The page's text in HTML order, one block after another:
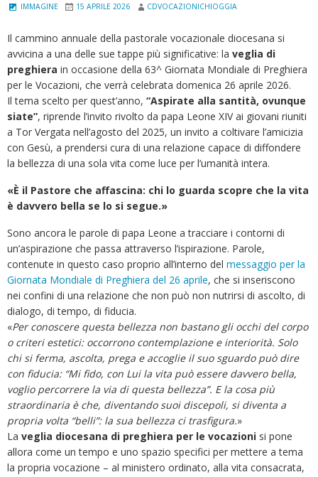
IMMAGINE 15 APRILE 2026 CDVOCAZIONICHIOGGIA
Il cammino annuale della pastorale vocazionale diocesana si
avvicina a una delle sue tappe più significative: la veglia di
preghiera in occasione della 63^ Giornata Mondiale di Preghiera
per le Vocazioni, che verrà celebrata domenica 26 aprile 2026.
Il tema scelto per quest’anno, “Aspirate alla santità, ovunque
siate”, riprende l’invito rivolto da papa Leone XIV ai giovani riuniti
a Tor Vergata nell’agosto del 2025, un invito a coltivare l’amicizia
con Gesù, a prendersi cura di una relazione capace di diffondere
la bellezza di una sola vita come luce per l’umanità intera.
«È il Pastore che affascina: chi lo guarda scopre che la vita
è davvero bella se lo si segue.»
Sono ancora le parole di papa Leone a tracciare i contorni di
un’aspirazione che passa attraverso l’ispirazione. Parole,
contenute in questo caso proprio all’interno del messaggio per la
Giornata Mondiale di Preghiera del 26 aprile, che si inseriscono
nei confini di una relazione che non può non nutrirsi di ascolto, di
dialogo, di tempo, di fiducia.
«Per conoscere questa bellezza non bastano gli occhi del corpo
o criteri estetici: occorrono contemplazione e interiorità. Solo
chi si ferma, ascolta, prega e accoglie il suo sguardo può dire
con fiducia: “Mi fido, con Lui la vita può essere davvero bella,
voglio percorrere la via di questa bellezza”. E la cosa più
straordinaria è che, diventando suoi discepoli, si diventa a
propria volta “belli”: la sua bellezza ci trasfigura.»
La veglia diocesana di preghiera per le vocazioni si pone
allora come un tempo e uno spazio specifici per mettere a tema
la propria vocazione – al ministero ordinato, alla vita consacrata,